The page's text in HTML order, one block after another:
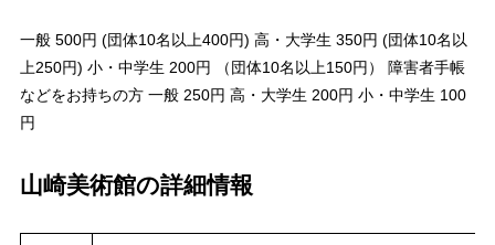
一般 500円 (団体10名以上400円) 高・大学生 350円 (団体10名以
上250円) 小・中学生 200円 （団体10名以上150円） 障害者手帳
などをお持ちの方 一般 250円 高・大学生 200円 小・中学生 100
円
山崎美術館の詳細情報